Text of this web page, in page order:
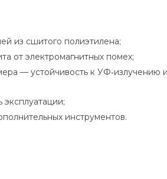
из сшитого полиэтилена;
от электромагнитных помех;
— устойчивость к УФ‑излучению
инструментов.